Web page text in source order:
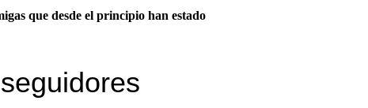
que desde el principio han estado